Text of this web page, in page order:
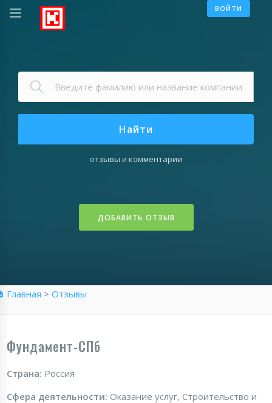
ВОЙТИ
Найти
отзывы и комментарии
ДОБАВИТЬ ОТЗЫВ
Главная > Отзывы
Фундамент-СПб
Страна: Россия
Сфера деятельности: Оказание услуг, Строительство и